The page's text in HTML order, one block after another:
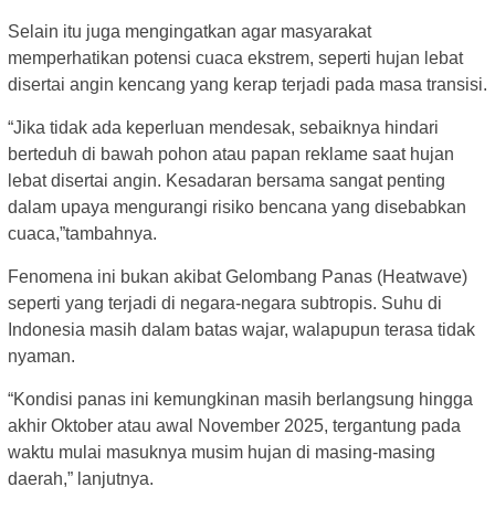
Selain itu juga mengingatkan agar masyarakat
memperhatikan potensi cuaca ekstrem, seperti hujan lebat
disertai angin kencang yang kerap terjadi pada masa transisi.
“Jika tidak ada keperluan mendesak, sebaiknya hindari
berteduh di bawah pohon atau papan reklame saat hujan
lebat disertai angin. Kesadaran bersama sangat penting
dalam upaya mengurangi risiko bencana yang disebabkan
cuaca,”tambahnya.
Fenomena ini bukan akibat Gelombang Panas (Heatwave)
seperti yang terjadi di negara-negara subtropis. Suhu di
Indonesia masih dalam batas wajar, walapupun terasa tidak
nyaman.
“Kondisi panas ini kemungkinan masih berlangsung hingga
akhir Oktober atau awal November 2025, tergantung pada
waktu mulai masuknya musim hujan di masing-masing
daerah,” lanjutnya.